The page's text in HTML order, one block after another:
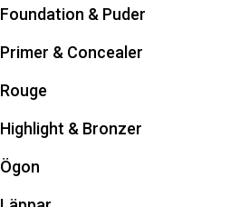
Foundation & Puder
Primer & Concealer
Rouge
Highlight & Bronzer
Ögon